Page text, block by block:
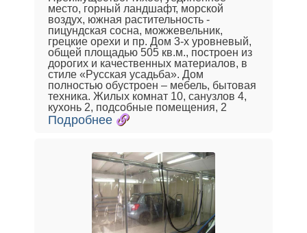
место, горный ландшафт, морской
воздух, южная растительность -
пицундская сосна, можжевельник,
грецкие орехи и пр. Дом 3-х уровневый,
общей площадью 505 кв.м., построен из
дорогих и качественных материалов, в
стиле «Русская усадьба». Дом
полностью обустроен – мебель, бытовая
техника. Жилых комнат 10, санузлов 4,
кухонь 2, подсобные помещения, 2
Подробнее